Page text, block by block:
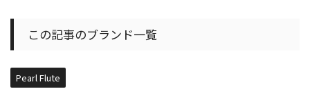
この記事のブランド一覧
Pearl Flute